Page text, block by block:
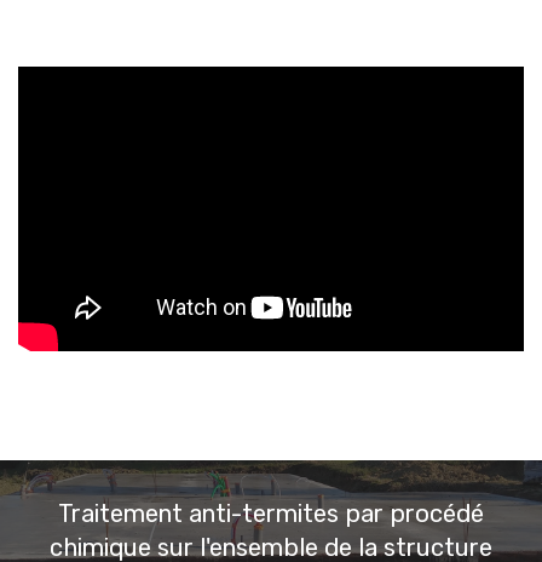
Traitement anti-termites par procédé
chimique sur l'ensemble de la structure